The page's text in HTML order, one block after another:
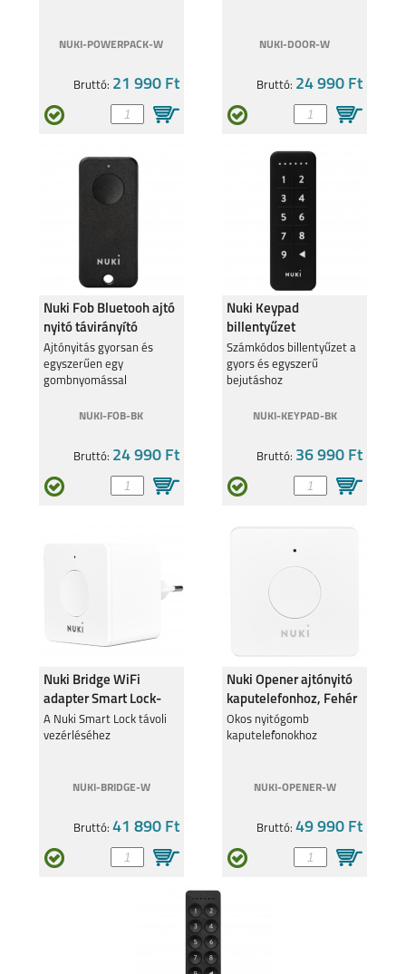
NUKI-POWERPACK-W
Bruttó: 21 990 Ft
NUKI-DOOR-W
Bruttó: 24 990 Ft
Nuki Fob Bluetooh ajtó
nyitó távirányító
Ajtónyitás gyorsan és
egyszerűen egy
gombnyomással
NUKI-FOB-BK
Bruttó: 24 990 Ft
Nuki Keypad
billentyűzet
Számkódos billentyűzet a
gyors és egyszerű
bejutáshoz
NUKI-KEYPAD-BK
Bruttó: 36 990 Ft
Nuki Bridge WiFi
adapter Smart Lock-
hoz
A Nuki Smart Lock távoli
vezérléséhez
NUKI-BRIDGE-W
Bruttó: 41 890 Ft
Nuki Opener ajtónyitó
kaputelefonhoz, Fehér
Okos nyitógomb
kaputelefonokhoz
NUKI-OPENER-W
Bruttó:49 990 Ft